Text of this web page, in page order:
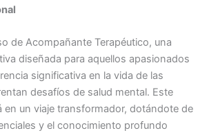
de Acompañante Terapéutico, una
diseñada para aquellos apasionados
significativa en la vida de las
desafíos de salud mental. Este
en un viaje transformador, dotándote de
y el conocimiento profundo